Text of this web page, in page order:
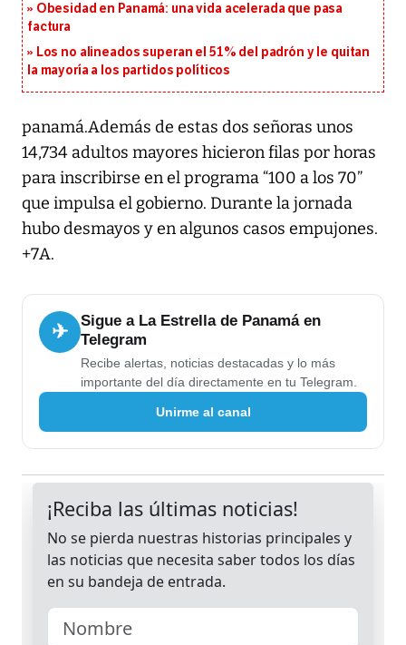
Obesidad en Panamá: una vida acelerada que pasa
factura
Los no alineados superan el 51% del padrón y le quitan
la mayoría a los partidos políticos
panamá.Además de estas dos señoras unos
14,734 adultos mayores hicieron filas por horas
para inscribirse en el programa “100 a los 70”
que impulsa el gobierno. Durante la jornada
hubo desmayos y en algunos casos empujones.
+7A.
✈
Sigue a La Estrella de Panamá en
Telegram
Recibe alertas, noticias destacadas y lo más
importante del día directamente en tu Telegram.
Unirme al canal